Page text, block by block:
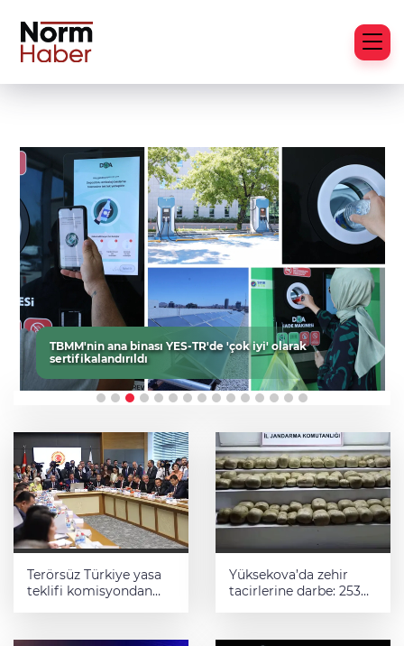
TBMM'nin ana binası YES-TR'de 'çok iyi' olarak
sertifikalandırıldı
Terörsüz Türkiye yasa
teklifi komisyondan
Yüksekova’da zehir
tacirlerine darbe: 253